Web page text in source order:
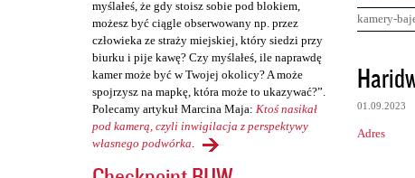
myślałeś, że gdy stoisz sobie pod blokiem,
możesz być ciągle obserwowany np. przez
człowieka ze straży miejskiej, który siedzi przy
biurku i pije kawę? Czy myślałeś, ile naprawdę
kamer może być w Twojej okolicy? A może
spojrzysz na mapkę, która może to ukazywać?”.
Polecamy artykuł Marcina Maja: Ktoś nasikał
pod kamerą, czyli inwigilacja z perspektywy
własnego podwórka.
kamery-
K
o
m
e
01.09.2023
Adres